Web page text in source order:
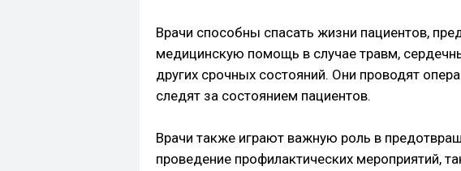
Врачи способны спасать жизни пациентов,
медицинскую помощь в случае травм,
других срочных состояний. Они проводят
следят за состоянием пациентов.
Врачи также играют важную роль в
проведение профилактических мероприятий,